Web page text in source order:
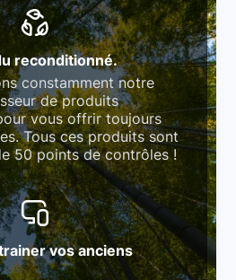
reconditionné.
constamment notre
de produits
vous offrir toujours
Tous ces produits sont
50 points de contrôles !
vos anciens